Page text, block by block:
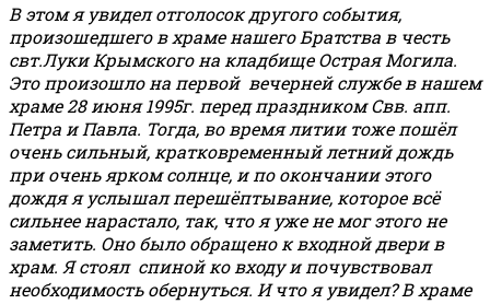
В этом я увидел отголосок другого события,
произошедшего в храме нашего Братства в честь
свт.Луки Крымского на кладбище Острая Могила.
Это произошло на первой вечерней службе в нашем
храме 28 июня 1995г. перед праздником Свв. апп.
Петра и Павла. Тогда, во время литии тоже пошёл
очень сильный, кратковременный летний дождь
при очень ярком солнце, и по окончании этого
дождя я услышал перешёптывание, которое всё
сильнее нарастало, так, что я уже не мог этого не
заметить. Оно было обращено к входной двери в
храм. Я стоял спиной ко входу и почувствовал
необходимость обернуться. И что я увидел? В храме